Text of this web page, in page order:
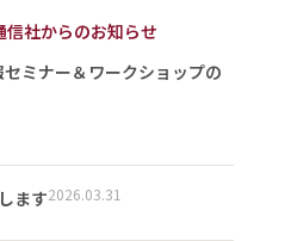
信社からのお知らせ
ミナー＆ワークショップの
ます2026.03.31